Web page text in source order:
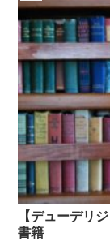
【デューデリ
書籍